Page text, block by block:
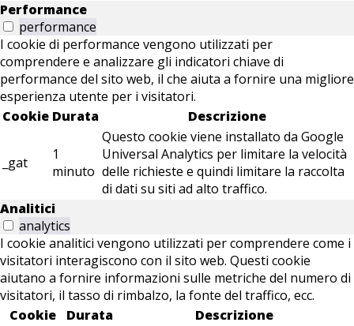
Performance
performance
I cookie di performance vengono utilizzati per
comprendere e analizzare gli indicatori chiave di
performance del sito web, il che aiuta a fornire una migliore
esperienza utente per i visitatori.
Cookie Durata Descrizione
_gat
1
minuto
Questo cookie viene installato da Google
Universal Analytics per limitare la velocità
delle richieste e quindi limitare la raccolta
di dati su siti ad alto traffico.
Analitici
analytics
I cookie analitici vengono utilizzati per comprendere come i
visitatori interagiscono con il sito web. Questi cookie
aiutano a fornire informazioni sulle metriche del numero di
visitatori, il tasso di rimbalzo, la fonte del traffico, ecc.
Cookie
Durata Descrizione